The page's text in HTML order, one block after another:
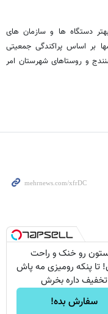
دستگاه ها و سازمان های
بر اساس پراکندگی جمعیتی
و روستاهای شهرستان امر
رو خنک و راحت
تا پنکه رومیزی مه پاش
تخفیف داره بخرش
سفارش بده!